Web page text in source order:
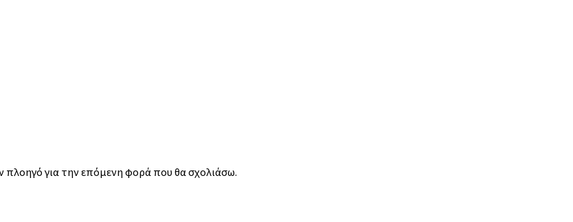
για την επόμενη φορά που θα σχολιάσω.